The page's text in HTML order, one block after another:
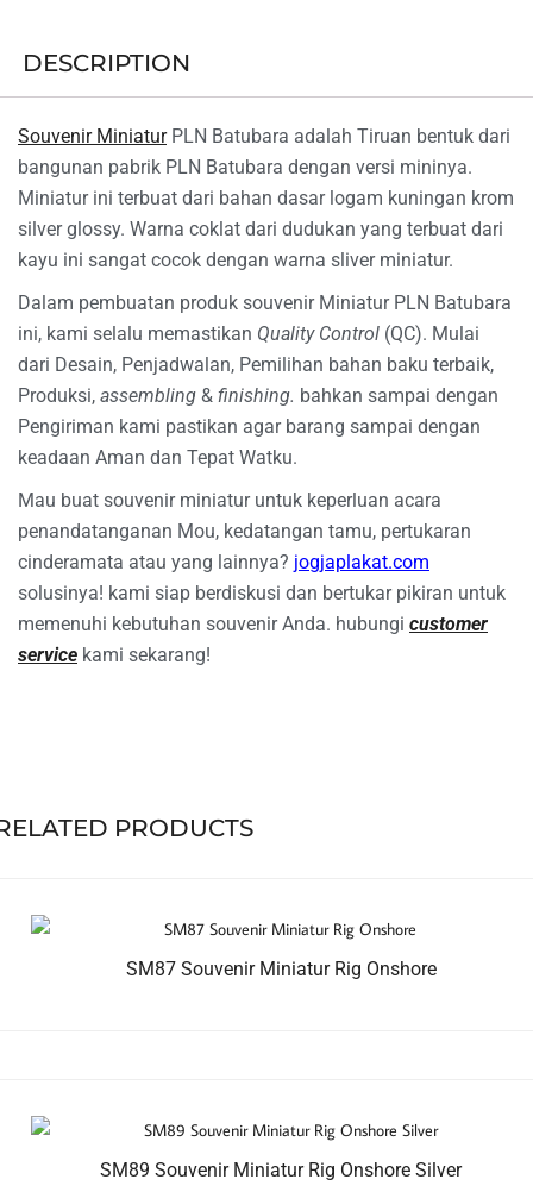
DESCRIPTION
Souvenir MiniaturPLN Batubara adalah Tiruan bentuk dari
bangunan pabrik PLN Batubara dengan versi mininya.
Miniatur ini terbuat dari bahan dasar logam kuningan krom
silver glossy. Warna coklat dari dudukan yang terbuat dari
kayu ini sangat cocok dengan warna sliver miniatur.
Dalam pembuatan produk souvenir Miniatur PLN Batubara
ini, kami selalu memastikan Quality Control (QC). Mulai
dari Desain, Penjadwalan, Pemilihan bahan baku terbaik,
Produksi, assembling & finishing. bahkan sampai dengan
Pengiriman kami pastikan agar barang sampai dengan
keadaan Aman dan Tepat Watku.
Mau buat souvenir miniatur untuk keperluan acara
penandatanganan Mou, kedatangan tamu, pertukaran
cinderamata atau yang lainnya? jogjaplakat.com
solusinya! kami siap berdiskusi dan bertukar pikiran untuk
memenuhi kebutuhan souvenir Anda. hubungi customer
service kami sekarang!
PRODUCTS
SM87 Souvenir Miniatur Rig Onshore
SM89 Souvenir Miniatur Rig Onshore Silver